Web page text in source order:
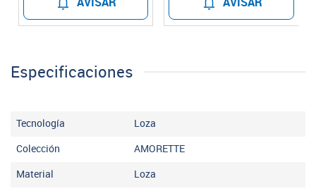
Especificaciones
Tecnología Loza
Colección AMORETTE
Material Loza